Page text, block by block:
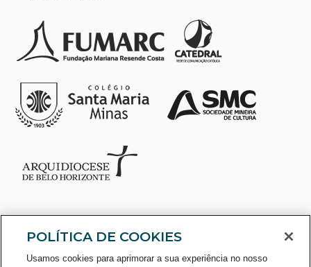
POLÍTICA DE COOKIES
Usamos cookies para aprimorar a sua experiência no nosso